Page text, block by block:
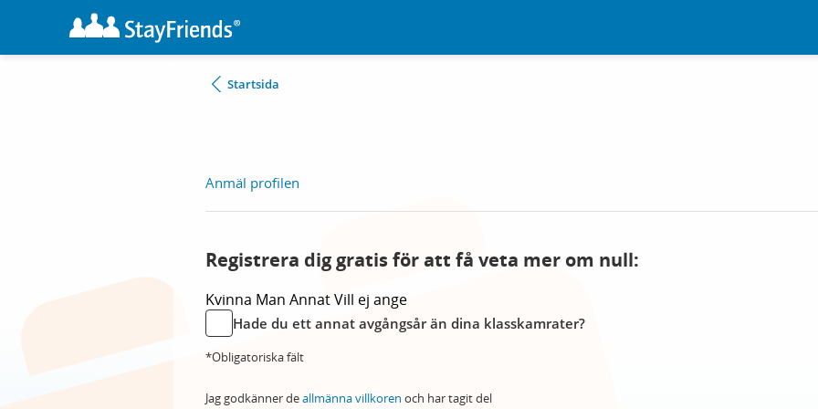
Startsida
Anmäl profilen
Registrera dig gratis för att få veta mer om null:
Kvinna Man AnnatVill ej ange
Hade du ett annat avgångsår än dina klasskamrater?
*Obligatoriska fält
Jag godkänner deallmänna villkoren och har tagit del